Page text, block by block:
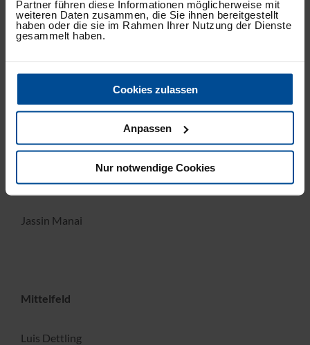
Partner führen diese Informationen möglicherweise mit
weiteren Daten zusammen, die Sie ihnen bereitgestellt
haben oder die sie im Rahmen Ihrer Nutzung der Dienste
gesammelt haben.
Cookies zulassen
Anpassen
Nur notwendige Cookies
Abwehr
Marlon Dinger
Fynn Geigle
Arel Demir
Jassin Manai
Mittelfeld
Luis Dettling